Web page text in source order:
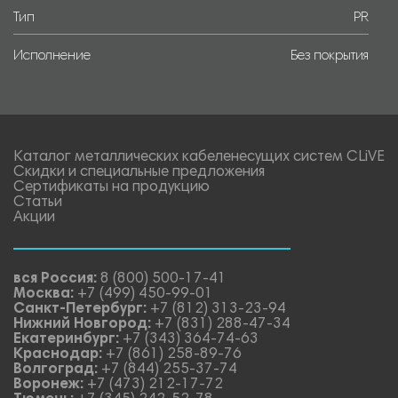
Тип PR
Исполнение Без покрытия
Каталог металлических кабеленесущих систем CLiVE
Скидки и специальные предложения
Сертификаты на продукцию
Статьи
Акции
вся Россия: 8 (800) 500-17-41
Москва: +7 (499) 450-99-01
Санкт-Петербург: +7 (812) 313-23-94
Нижний Новгород: +7 (831) 288-47-34
Екатеринбург: +7 (343) 364-74-63
Краснодар: +7 (861) 258-89-76
Волгоград: +7 (844) 255-37-74
Воронеж: +7 (473) 212-17-72